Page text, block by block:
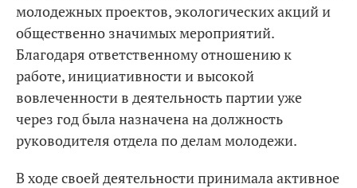
молодежных проектов, экологических акций и
общественно значимых мероприятий.
Благодаря ответственному отношению к
работе, инициативности и высокой
вовлеченности в деятельность партии уже
через год была назначена на должность
руководителя отдела по делам молодежи.
В ходе своей деятельности принимала активное